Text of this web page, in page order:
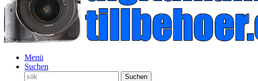
Menü
Suchen
Suchen